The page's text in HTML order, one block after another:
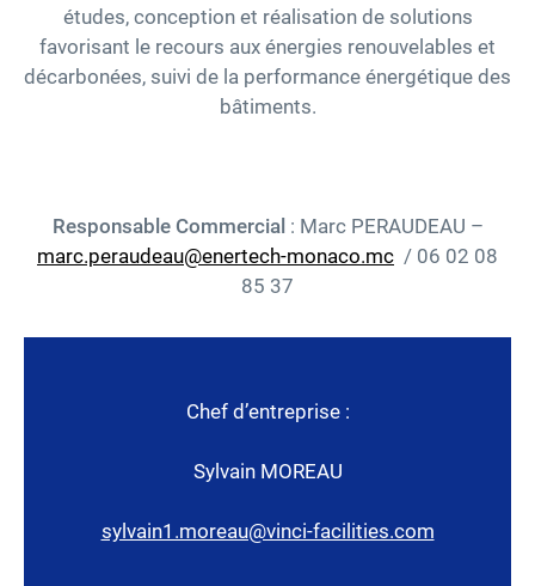
Accessibilité
twitterlinkedin
études, conception et réalisation de solutions
favorisant le recours aux énergies renouvelables et
décarbonées, suivi de la performance énergétique des
bâtiments.
Responsable Commercial : Marc PERAUDEAU –
marc.peraudeau@enertech-monaco.mc / 06 02 08
85 37
Chef d’entreprise :
Sylvain MOREAU
sylvain1.moreau@vinci-facilities.com